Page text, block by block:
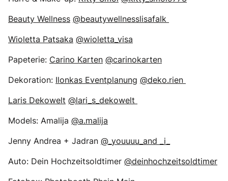
Beauty Wellness @beautywellnesslisafalk
Wioletta Patsaka @wioletta_visa
Papeterie: Carino Karten @carinokarten
Dekoration: Ilonkas Eventplanung @deko.rien
Laris Dekowelt @lari_s_dekowelt
Models: Amalija @a.malija
Jenny Andrea + Jadran @_youuuu_and _i_
Auto: Dein Hochzeitsoldtimer @deinhochzeitsoldtimer